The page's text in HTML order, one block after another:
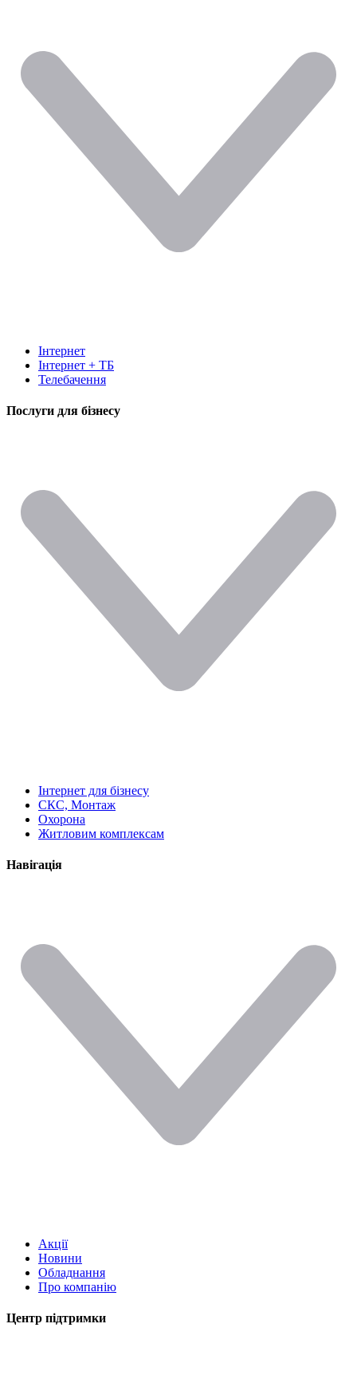
Інтернет
Інтернет + ТБ
Телебачення
Послуги для бізнесу
Інтернет для бізнесу
СКС, Монтаж
Охорона
Житловим комплексам
Навігація
Акції
Новини
Обладнання
Про компанію
Центр підтримки